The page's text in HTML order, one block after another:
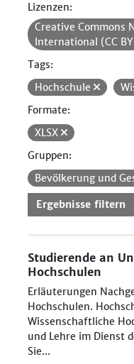
Lizenzen:
Creative Commons
International (CC
Tags:
Hochschule
Formate:
XLSX
Gruppen:
Bevölkerung und
Ergebnisse filtern
Studierende an
Hochschulen
Erläuterungen
Hochschulen.
Wissenschaftliche
und Lehre im Dienst
Sie...